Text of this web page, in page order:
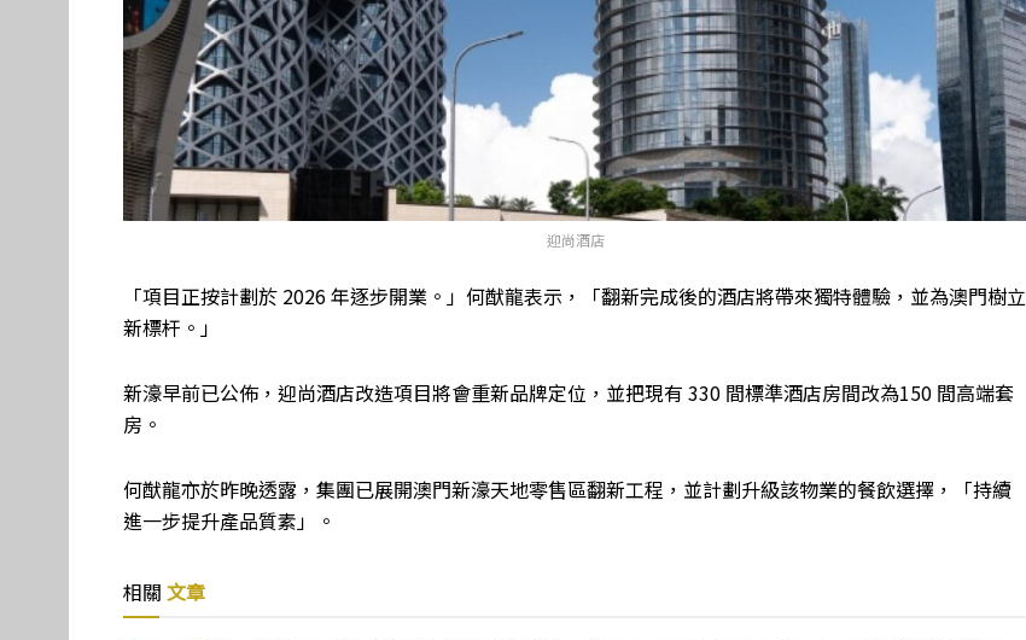
迎尚酒店
「項目正按計劃於 2026 年逐步開業。」何猷龍表示，「翻新完成後的酒店將帶來獨特體驗，並為澳門樹立
新標杆。」
新濠早前已公佈，迎尚酒店改造項目將會重新品牌定位，並把現有 330 間標準酒店房間改為150 間高端套
房。
何猷龍亦於昨晚透露，集團已展開澳門新濠天地零售區翻新工程，並計劃升級該物業的餐飲選擇，「持續
進一步提升產品質素」。
相關 文章